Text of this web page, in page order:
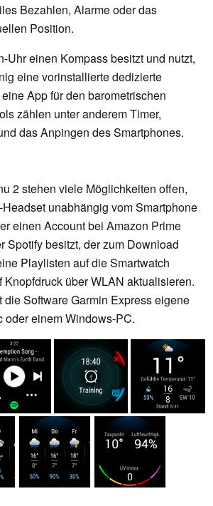
Bezahlen, Alarme oder das
Position.
Uhr einen Kompass besitzt und nutzt,
eine vorinstallierte dedizierte
App für den barometrischen
zählen unter anderem Timer,
das Anpingen des Smartphones.
2 stehen viele Möglichkeiten offen,
unabhängig vom Smartphone
einen Account bei Amazon Prime
Spotify besitzt, der zum Download
Playlisten auf die Smartwatch
Knopfdruck über WLAN aktualisieren.
die Software Garmin Express eigene
oder einem Windows-PC.